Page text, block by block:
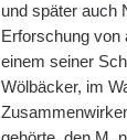
und später auch
Erforschung von
einem seiner
Wölbäcker, im